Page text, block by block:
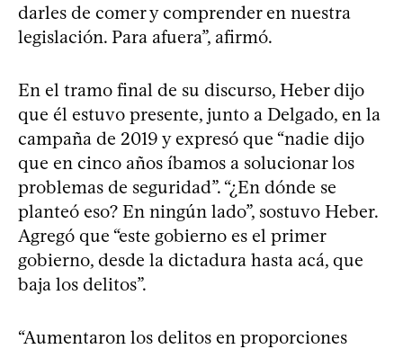
darles de comer y comprender en nuestra
legislación. Para afuera”, afirmó.
En el tramo final de su discurso, Heber dijo
que él estuvo presente, junto a Delgado, en la
campaña de 2019 y expresó que “nadie dijo
que en cinco años íbamos a solucionar los
problemas de seguridad”. “¿En dónde se
planteó eso? En ningún lado”, sostuvo Heber.
Agregó que “este gobierno es el primer
gobierno, desde la dictadura hasta acá, que
baja los delitos”.
“Aumentaron los delitos en proporciones